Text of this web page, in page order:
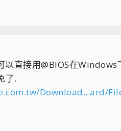
光扇X2)
以直接用@BIOS在Windows
了.
Download...ard/